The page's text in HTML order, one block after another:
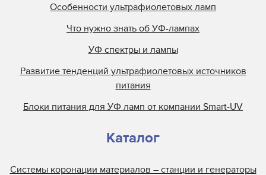
Mark Andy
Metal Box
Metronic
Miltec
Nilpeter
Objet
Особенности ультрафиолетовых ламп
Что нужно знать об УФ-лампах
УФ спектры и лампы
Развитие тенденций ультрафиолетовых источников
питания
Блоки питания для УФ ламп от компании Smart-UV
Каталог
Системы коронации материалов – станции и генераторы